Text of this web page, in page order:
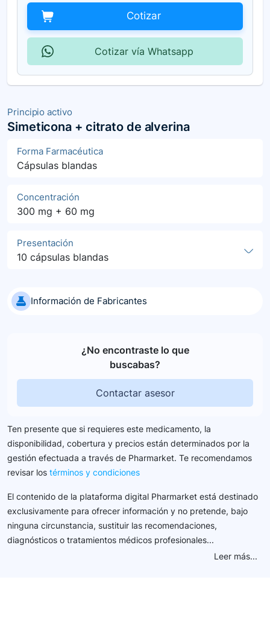
Principio activo
Simeticona + citrato de alverina
Forma Farmacéutica
Cápsulas blandas
Concentración
300 mg + 60 mg
Presentación
10 cápsulas blandas
Información de Fabricantes
¿No encontraste lo que
buscabas?
Contactar asesor
Cotizar
Cotizar vía Whatsapp
Ten presente que si requieres este medicamento, la
disponibilidad, cobertura y precios están determinados por la
gestión efectuada a través de Pharmarket. Te recomendamos
revisar los términos y condiciones
El contenido de la plataforma digital Pharmarket está destinado
exclusivamente para ofrecer información y no pretende, bajo
ninguna circunstancia, sustituir las recomendaciones,
diagnósticos o tratamientos médicos profesionales...
Leer más...